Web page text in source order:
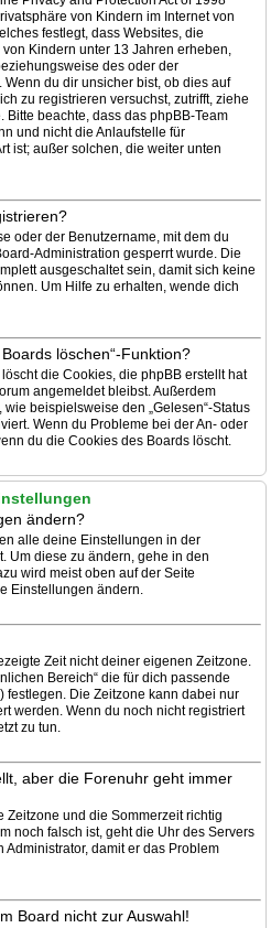
von Kindern im Internet von
festlegt, dass Websites, die
Kindern unter 13 Jahren erheben,
des oder der
du dir unsicher bist, ob dies auf
zu registrieren versuchst, zutrifft, ziehe
beachte, dass das phpBB-Team
und nicht die Anlaufstelle für
ist; außer solchen, die weiter unten
oder der Benutzername, mit dem du
Administration gesperrt wurde. Die
ausgeschaltet sein, damit sich keine
Um Hilfe zu erhalten, wende dich
löschen“-Funktion?
die Cookies, die phpBB erstellt hat
angemeldet bleibst. Außerdem
beispielsweise den „Gelesen“-Status
Wenn du Probleme bei der An- oder
du die Cookies des Boards löscht.
ändern?
alle deine Einstellungen in der
Um diese zu ändern, gehe in den
wird meist oben auf der Seite
Einstellungen ändern.
Zeit nicht deiner eigenen Zeitzone.
Bereich“ die für dich passende
festlegen. Die Zeitzone kann dabei nur
werden. Wenn du noch nicht registriert
zu tun.
aber die Forenuhr geht immer
Zeitzone und die Sommerzeit richtig
noch falsch ist, geht die Uhr des Servers
damit er das Problem
Board nicht zur Auswahl!